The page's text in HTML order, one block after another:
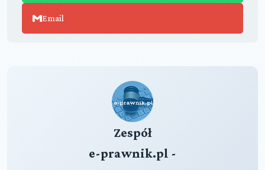
Email
Zespół
e-prawnik.pl -